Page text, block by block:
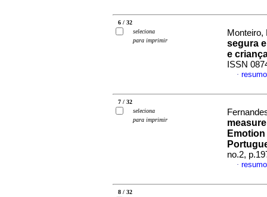
6 / 32
seleciona
para imprimir
segura
e
ISSN
·
7 / 32
seleciona
para imprimir
no.2,
·
8 / 32